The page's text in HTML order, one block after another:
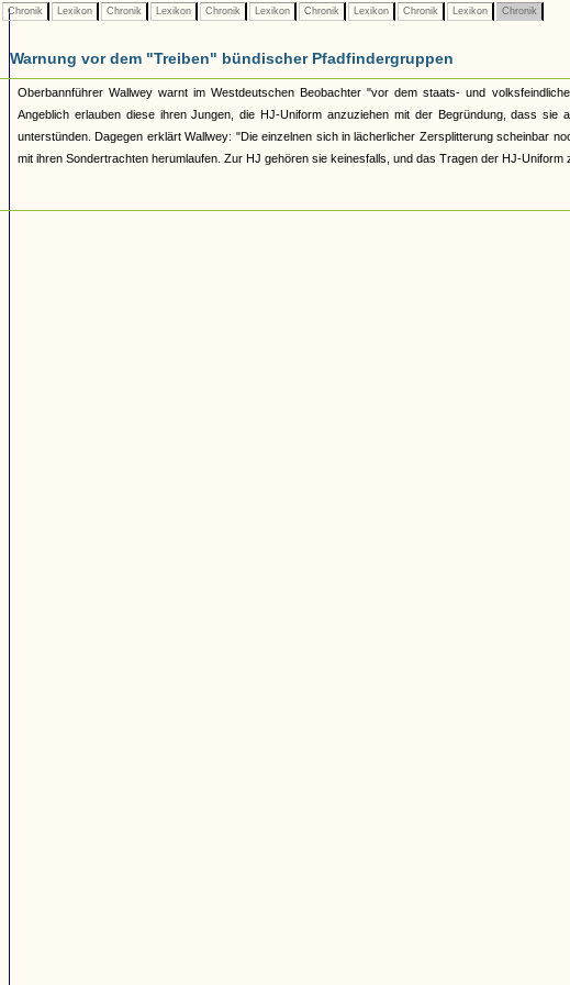
Chronik Lexikon Chronik Lexikon Chronik Lexikon Chronik Lexikon Chronik Lexikon Chronik
Warnung vor dem "Treiben" bündischer Pfadfindergruppen
Oberbannführer Wallwey warnt im Westdeutschen Beobachter "vor dem staats- und
Angeblich erlauben diese ihren Jungen, die HJ-Uniform anzuziehen mit der Begründung, dass
unterstünden. Dagegen erklärt Wallwey: "Die einzelnen sich in lächerlicher Zersplitterung scheinbar
mit ihren Sondertrachten herumlaufen. Zur HJ gehören sie keinesfalls, und das Tragen der HJ-